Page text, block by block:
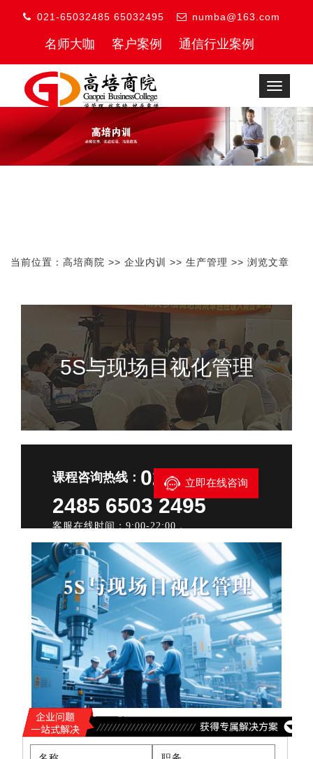
021-65032485 65032495 numba@163.com
名师大咖 客户案例 通信行业案例
Toggle
当前位置： 高培商院 >> 企业内训 >> 生产管理 >> 浏览文章
5S与现场目视化管理
课程咨询热线： 021—6503
2485 6503 2495
客服在线时间：9:00-22:00，
立即在线咨询